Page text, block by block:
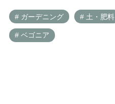
# ガーデニング # 土・肥料
# ベゴニア